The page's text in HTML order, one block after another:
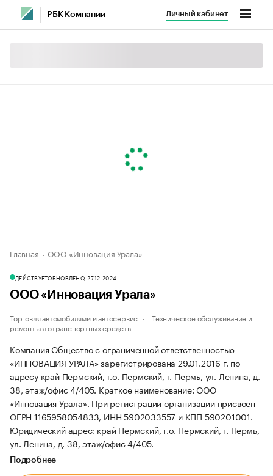
РБК Компании Личный кабинет
Главная ООО «Инновация Урала»
ДЕЙСТВУЕТОБНОВЛЕНО, 27.12.2024
ООО «Инновация Урала»
Торговля автомобилями и автосервис
Техническое обслуживание и
ремонт автотранспортных средств
Компания Общество с ограниченной ответственностью
«ИННОВАЦИЯ УРАЛА» зарегистрирована 29.01.2016 г. по
адресу край Пермский, г.о. Пермский, г. Пермь, ул. Ленина, д.
38, этаж/офис 4/405. Краткое наименование: ООО
«Инновация Урала». При регистрации организации присвоен
ОГРН 1165958054833, ИНН 5902033557 и КПП 590201001.
Юридический адрес: край Пермский, г.о. Пермский, г. Пермь,
ул. Ленина, д. 38, этаж/офис 4/405.
Подробнее